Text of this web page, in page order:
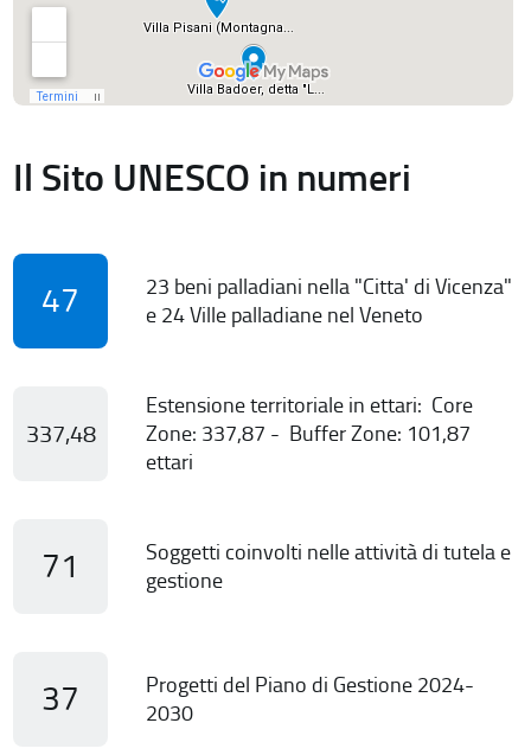
Il Sito UNESCO in numeri
47
23 beni palladiani nella "Citta' di Vicenza"
e 24 Ville palladiane nel Veneto
337,48
Estensione territoriale in ettari: Core
Zone: 337,87 - Buffer Zone: 101,87
ettari
71
Soggetti coinvolti nelle attività di tutela e
gestione
37
Progetti del Piano di Gestione 2024-
2030